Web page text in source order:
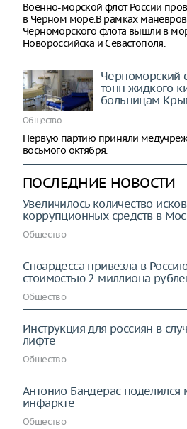
Военно-морской флот России
в Черном море.В рамках
Черноморского флота вышли в
Новороссийска и Севастополя.
Черноморский
тонн жидкого
больницам
Общество
Первую партию приняли
восьмого октября.
ПОСЛЕДНИЕ НОВОСТИ
Увеличилось количество
коррупционных средств в
Общество
Стюардесса привезла в
стоимостью 2 миллиона
Общество
Инструкция для россиян в
лифте
Общество
Антонио Бандерас
инфаркте
Общество